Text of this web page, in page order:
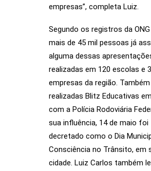
empresas”, completa Luiz.
Segundo os registros da ONG
mais de 45 mil pessoas já
alguma dessas
realizadas em 120 escolas e
empresas da região.
realizadas Blitz Educativas
com a Polícia Rodoviária
sua influência, 14 de maio foi
decretado como o Dia
Consciência no Trânsito, em
cidade. Luiz Carlos também